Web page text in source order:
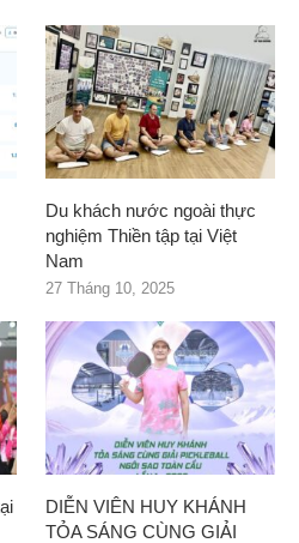
Du khách nước ngoài thực
nghiệm Thiền tập tại Việt
Nam
27 Tháng 10, 2025
DIỄN VIÊN HUY KHÁNH
TỎA SÁNG CÙNG GIẢI